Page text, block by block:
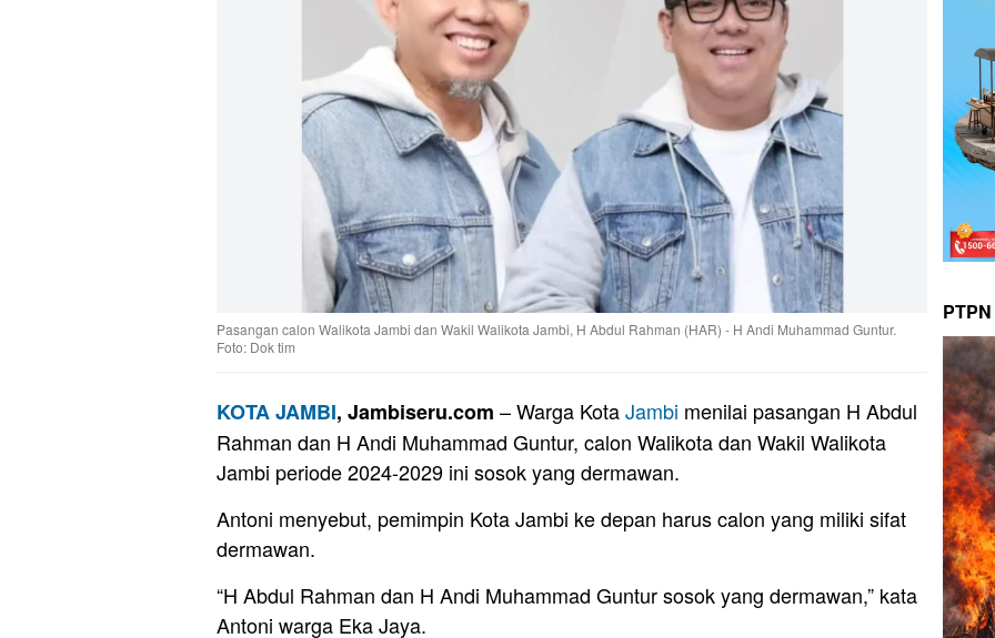
Pasangan calon Walikota Jambi dan Wakil Walikota Jambi, H Abdul Rahman (HAR) - H Andi Muhammad Guntur.
Foto: Dok tim
KOTA JAMBI, Jambiseru.com – Warga KotaJambi menilai pasangan H Abdul
Rahman dan H Andi Muhammad Guntur, calon Walikota dan Wakil Walikota
Jambi periode 2024-2029 ini sosok yang dermawan.
Antoni menyebut, pemimpin Kota Jambi ke depan harus calon yang miliki sifat
dermawan.
“H Abdul Rahman dan H Andi Muhammad Guntur sosok yang dermawan,” kata
Antoni warga Eka Jaya.